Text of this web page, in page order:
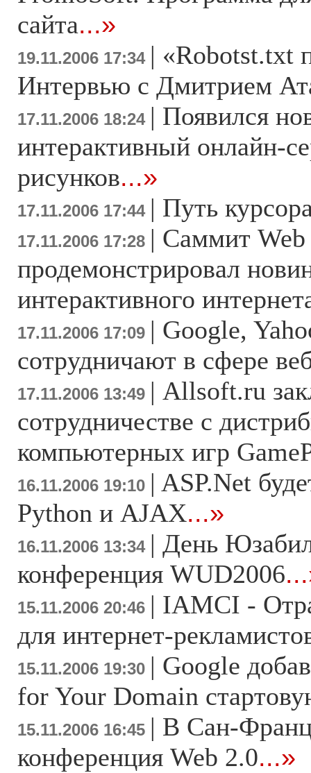
сайта...»
19.11.2006 17:34 | «Robotst.txt
Интервью с Дмитрием
17.11.2006 18:24 | Появился
интерактивный онлайн-
рисунков...»
17.11.2006 17:44 | Путь
17.11.2006 17:28 | Саммит Web
продемонстрировал
интерактивного
17.11.2006 17:09 | Google,
сотрудничают в сфере
17.11.2006 13:49 | Allsoft.ru
сотрудничестве с
компьютерных игр
16.11.2006 19:10 | ASP.Net
Python и AJAX...»
16.11.2006 13:34 | День
конференция WUD2006
15.11.2006 20:46 | IAMCI -
для интернет-
15.11.2006 19:30 | Google
for Your Domain
15.11.2006 16:45 | В Сан-
конференция Web 2.0...»